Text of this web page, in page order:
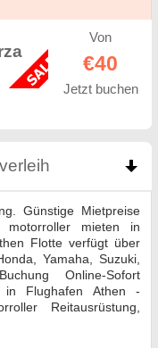
Von
€40
Jetzt buchen
click to
Günstige Mietpreise
mieten in
Flotte verfügt über
Yamaha, Suzuki,
Online-Sofort
in Flughafen Athen -
Reitausrüstung,